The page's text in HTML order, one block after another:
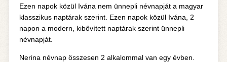
Ezen napok közül Ivána nem ünnepli névnapját a magyar
klasszikus naptárak szerint. Ezen napok közül Ivána, 2
napon a modern, kibővített naptárak szerint ünnepli
névnapját.
Nerina névnap összesen 2 alkalommal van egy évben.